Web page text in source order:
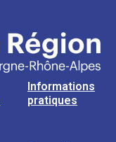
Informations
pratiques